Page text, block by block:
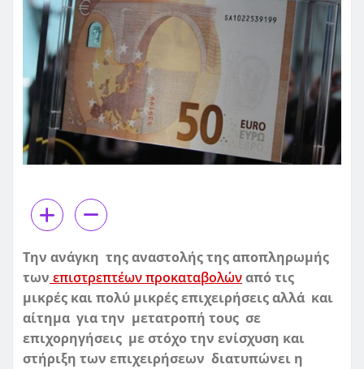
Την ανάγκη της αναστολής της αποπληρωμής
των επιστρεπτέων προκαταβολώναπό τις
μικρές και πολύ μικρές επιχειρήσεις αλλά και
αίτημα για την μετατροπή τους σε
επιχορηγήσεις με στόχο την ενίσχυση και
στήριξη των επιχειρήσεων διατυπώνει η